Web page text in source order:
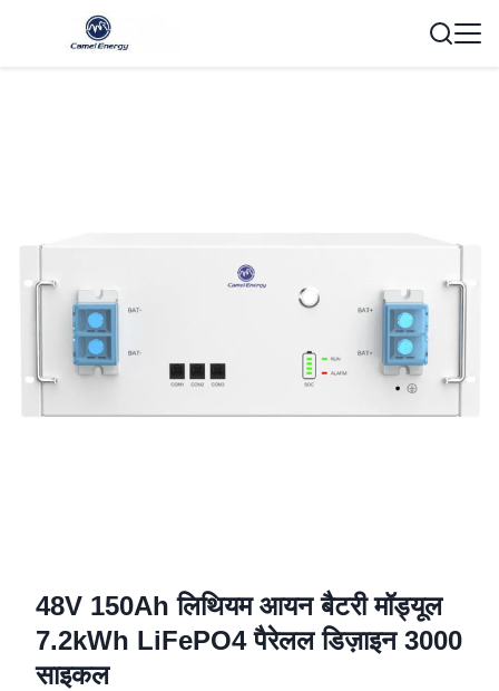
48V 150Ah लिथियम आयन बैटरी मॉड्यूल
7.2kWh LiFePO4 पैरेलल डिज़ाइन 3000
साइकल